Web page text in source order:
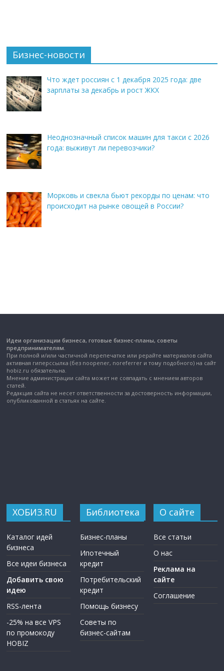
Бизнес-новости
Что ждет россиян с 1 декабря 2025 года: две
зарплаты за декабрь и рост ЖКХ
Неоднозначный список машин для такси с 2026
года: выживут ли перевозчики?
Морковь и свекла бьют рекорды по ценам: что
происходит на рынке овощей в России?
Идеи организации бизнеса, готовые бизнес-планы, советы
предпринимателям.
При полной и/или частичной перепечатке или рерайте материалов сайта
активная гиперссылка (без noopener, noreferrer и тому подобного) на сайт
hobiz.ru обязательна.
Мнение администрации сайта может не совпадать с мнением авторов
статей.
Редакция сайта не несет ответственности за достоверность информации,
опубликованной в статьях на сайте.
ХОБИЗ.RU
Каталог идей
бизнеса
Все идеи бизнеса
Добавить свою
идею
RSS-лента
-25% на все VPS
по промокоду
HOBIZ
Библиотека
Бизнес-планы
Ипотечный
кредит
Потребительский
кредит
Помощь бизнесу
Советы по
бизнес-сайтам
О сайте
Все статьи
О нас
Реклама на
сайте
Соглашение